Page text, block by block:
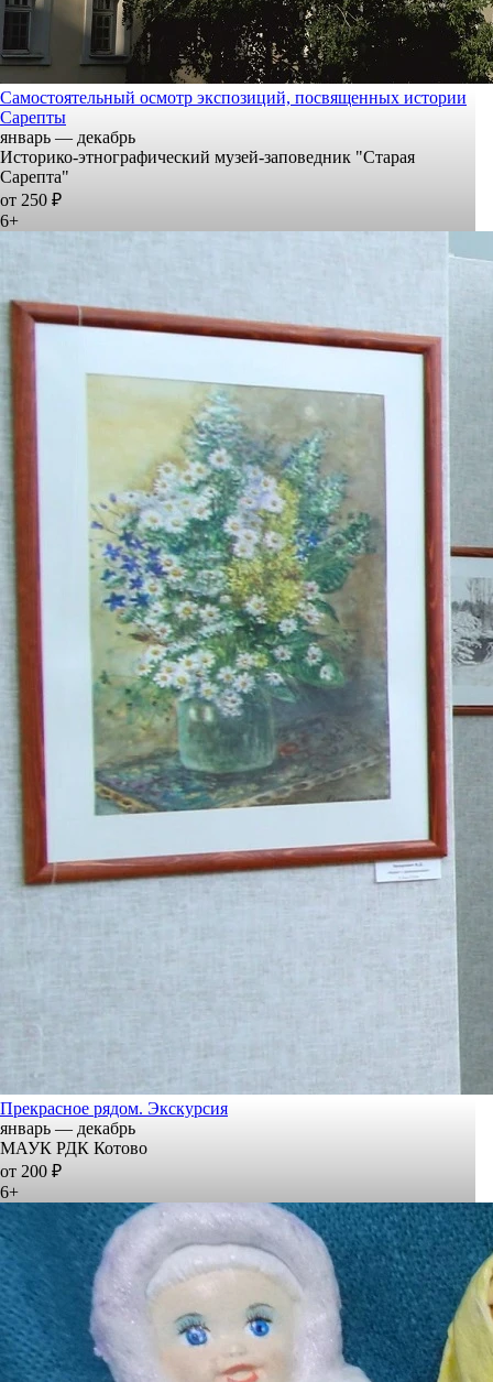
Самостоятельный осмотр экспозиций, посвященных истории
Сарепты
январь — декабрь
Историко-этнографический музей-заповедник "Старая
Сарепта"
от 250 ₽
6+
Прекрасное рядом. Экскурсия
январь — декабрь
МАУК РДК Котово
от 200 ₽
6+